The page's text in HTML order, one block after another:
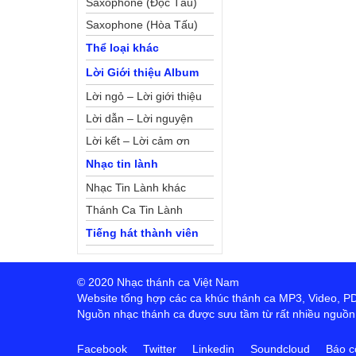
Saxophone (Hòa Tấu)
Thể loại khác
Lời Giới thiệu Album
Lời ngỏ – Lời giới thiệu
Lời dẫn – Lời nguyện
Lời kết – Lời cảm ơn
Nhạc tin lành
Nhạc Tin Lành khác
Thánh Ca Tin Lành
Tiếng hát thành viên
© 2020 Nhạc thánh ca Việt Nam
Website tổng hợp các ca khúc thánh ca MP3, Video,
Nguồn nhạc thánh ca được sưu tầm từ rất nhiều
Facebook Twitter Linkedin Soundcloud Báo